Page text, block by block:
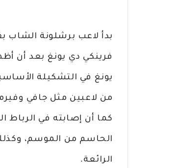
بدأ لاعب برشلونة الشاب
فرينكي دي يونغ بعد أن
يونغ في التشكيلة
من لاعبين مثل جافي
كما أن إصابته في الرباط
الحاسم من الموسم،
الرائعة.